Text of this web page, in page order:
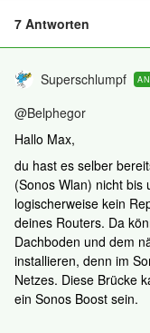
7 Antworten
Superschlumpf
@Belphegor
Hallo Max,
du hast es selber
(Sonos Wlan) nicht bis
logischerweise kein
deines Routers. Da
Dachboden und dem
installieren, denn im
Netzes. Diese Brücke
ein Sonos Boost sein.